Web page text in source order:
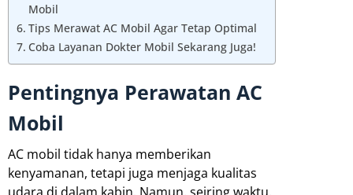
Mobil
Tips Merawat AC Mobil Agar Tetap Optimal
Coba Layanan Dokter Mobil Sekarang Juga!
Pentingnya Perawatan AC
Mobil
AC mobil tidak hanya memberikan
kenyamanan, tetapi juga menjaga kualitas